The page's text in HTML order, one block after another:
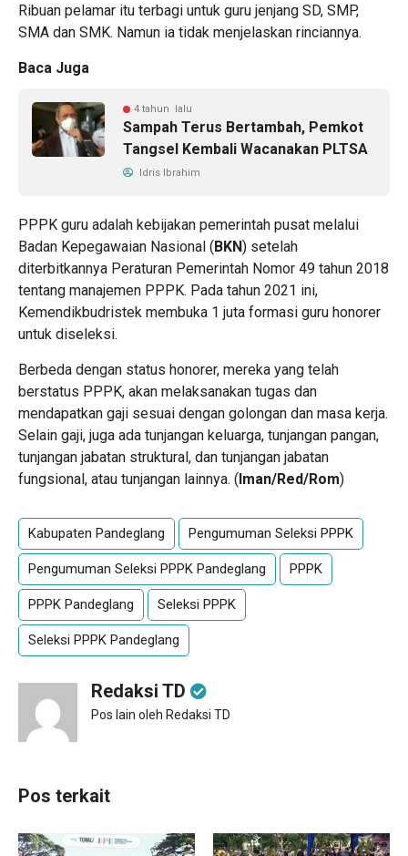
Ribuan pelamar itu terbagi untuk guru jenjang SD, SMP,
SMA dan SMK. Namun ia tidak menjelaskan rinciannya.
Baca Juga
4 tahun lalu
Sampah Terus Bertambah, Pemkot
Tangsel Kembali Wacanakan PLTSA
Idris Ibrahim
PPPK guru adalah kebijakan pemerintah pusat melalui
Badan Kepegawaian Nasional (BKN) setelah
diterbitkannya Peraturan Pemerintah Nomor 49 tahun 2018
tentang manajemen PPPK. Pada tahun 2021 ini,
Kemendikbudristek membuka 1 juta formasi guru honorer
untuk diseleksi.
Berbeda dengan status honorer, mereka yang telah
berstatus PPPK, akan melaksanakan tugas dan
mendapatkan gaji sesuai dengan golongan dan masa kerja.
Selain gaji, juga ada tunjangan keluarga, tunjangan pangan,
tunjangan jabatan struktural, dan tunjangan jabatan
fungsional, atau tunjangan lainnya. (Iman/Red/Rom)
Kabupaten Pandeglang Pengumuman Seleksi PPPK
Pengumuman Seleksi PPPK Pandeglang PPPK
PPPK Pandeglang Seleksi PPPK
Seleksi PPPK Pandeglang
Redaksi TD
Pos lain oleh Redaksi TD
Pos terkait